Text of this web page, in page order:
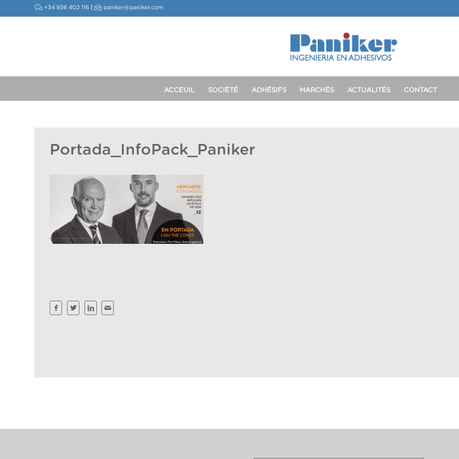
+34 936 402 116 paniker@paniker.com
ACCEUIL SOCIÉTÉ ADHÉSIFS MARCHÉS ACTUALITÉS CONTACT
Portada_InfoPack_Paniker